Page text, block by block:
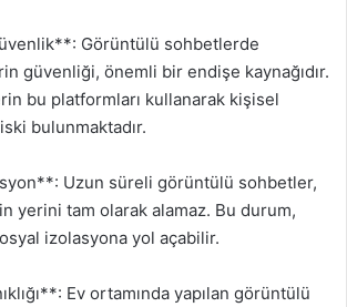
Görüntülü sohbetlerde
güvenliği, önemli bir endişe kaynağıdır.
bu platformları kullanarak kişisel
bulunmaktadır.
Uzun süreli görüntülü sohbetler,
yerini tam olarak alamaz. Bu durum,
izolasyona yol açabilir.
Ev ortamında yapılan görüntülü